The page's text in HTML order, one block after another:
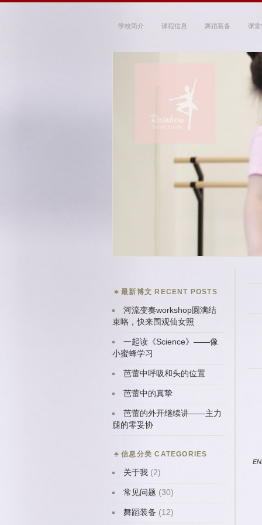
学校简介 课程信息 舞蹈装备 课堂
Rainbow
~ 带你走进优雅
最新博文 RECENT POSTS
河流变奏workshop圆满结
束咯，快来围观仙女照
一起读《Science》——像
小蜜蜂学习
芭蕾中呼吸和头的位置
芭蕾中的真挚
芭蕾的外开继续讲——主力
腿的零妥协
信息分类 CATEGORIES
关于我(2)
常见问题 (30)
舞蹈装备 (12)